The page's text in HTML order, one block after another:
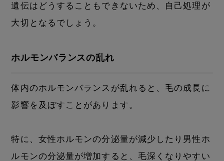
遺伝はどうすることもできないため、自己処理が
大切となるでしょう。
ホルモンバランスの乱れ
体内のホルモンバランスが乱れると、毛の成長に
影響を及ぼすことがあります。
特に、女性ホルモンの分泌量が減少したり男性ホ
ルモンの分泌量が増加すると、毛深くなりやすい